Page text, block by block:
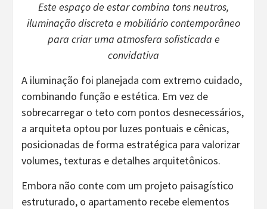
Este espaço de estar combina tons neutros,
iluminação discreta e mobiliário contemporâneo
para criar uma atmosfera sofisticada e
convidativa
A iluminação foi planejada com extremo cuidado,
combinando função e estética. Em vez de
sobrecarregar o teto com pontos desnecessários,
a arquiteta optou por luzes pontuais e cênicas,
posicionadas de forma estratégica para valorizar
volumes, texturas e detalhes arquitetônicos.
Embora não conte com um projeto paisagístico
estruturado, o apartamento recebe elementos